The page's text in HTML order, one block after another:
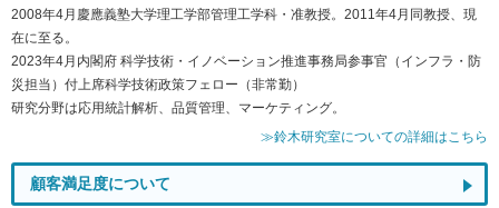
2008年4月慶應義塾大学理工学部管理工学科・准教授。2011年4月同教授、現
在に至る。
2023年4月内閣府 科学技術・イノベーション推進事務局参事官（インフラ・防
災担当）付上席科学技術政策フェロー（非常勤）
研究分野は応用統計解析、品質管理、マーケティング。
≫鈴木研究室についての詳細はこちら
顧客満足度について